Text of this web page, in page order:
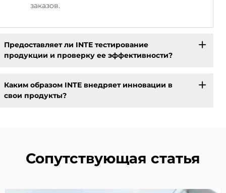
заказов.
Предоставляет ли INTE тестирование
продукции и проверку ее эффективности?
Каким образом INTE внедряет инновации в
свои продукты?
Сопутствующая статья